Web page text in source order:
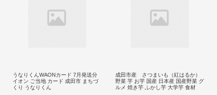
うなりくんWAONカード 7月発送分
イオン ご当地 カード 成田市 まちづ
くり うなりくん
成田市産 さつまいも（紅はるか）
野菜 芋 お芋 国産 日本産 国産野菜 グ
ルメ 焼き芋 ふかし芋 大学芋 食材